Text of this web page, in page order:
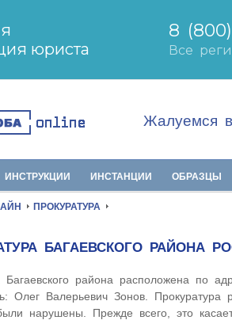
Жалуемся
ИНСТРУКЦИИ ИНСТАНЦИИ ОБРАЗЦЫ
ПРОКУРАТУРА
БАГАЕВСКОГО РАЙОНА
Багаевского района расположена по
Олег Валерьевич Зонов.
нарушены. Прежде всего, это